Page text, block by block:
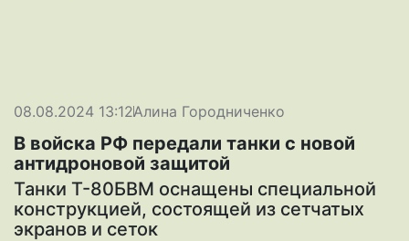
08.08.2024 13:12Алина Городниченко
В войска РФ передали танки с новой
антидроновой защитой
Танки Т-80БВМ оснащены специальной
конструкцией, состоящей из сетчатых
экранов и сеток